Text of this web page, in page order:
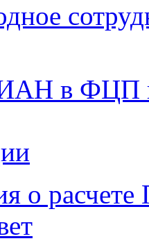
в ФЦП
о